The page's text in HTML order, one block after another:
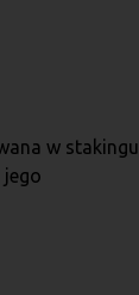
w stakingu